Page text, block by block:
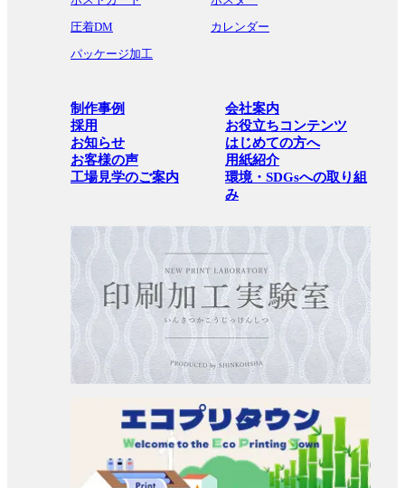
圧着DM
カレンダー
パッケージ加工
制作事例
会社案内
採用
お役立ちコンテンツ
お知らせ
はじめての方へ
お客様の声
用紙紹介
工場見学のご案内
環境・SDGsへの取り組
み